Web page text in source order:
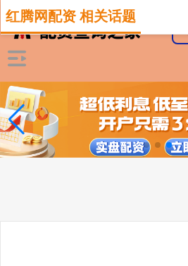
红腾网配资 相关话题